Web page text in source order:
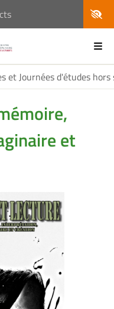
et Journées d'études
et